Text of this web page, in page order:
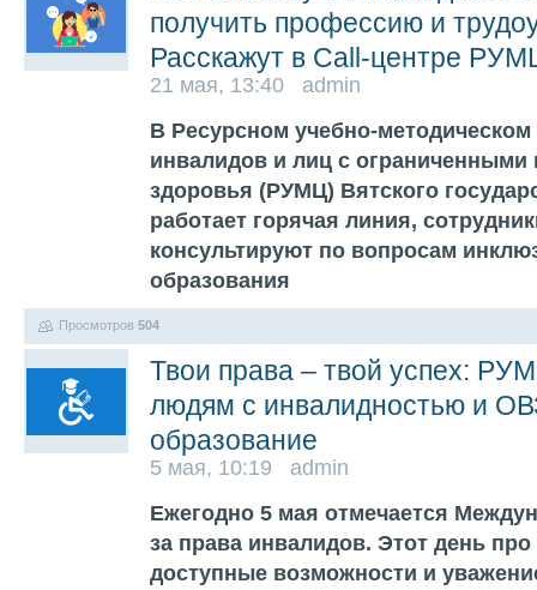
получить профессию и
Расскажут в Сall-центре
21 мая, 13:40 admin
В Ресурсном учебно-
инвалидов и лиц с
здоровья (РУМЦ) Вятского
работает горячая линия,
консультируют по вопросам
образования
Просмотров 504
Твои права – твой успех:
людям с инвалидностью и
образование
5 мая, 10:19 admin
Ежегодно 5 мая отмечается
за права инвалидов. Этот день
доступные возможности и